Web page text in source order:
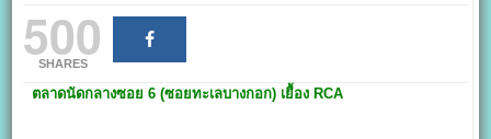
500
SHARES
ตลาดนัดกลางซอย 6(ซอยทะเลบางกอก) เยื้อง RCA